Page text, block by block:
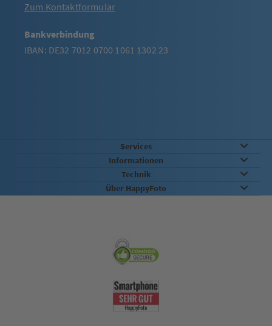
Zum Kontaktformular
Bankverbindung
IBAN: DE32 7012 0700 1061 1302 23
Services
Informationen
Technik
Über HappyFoto